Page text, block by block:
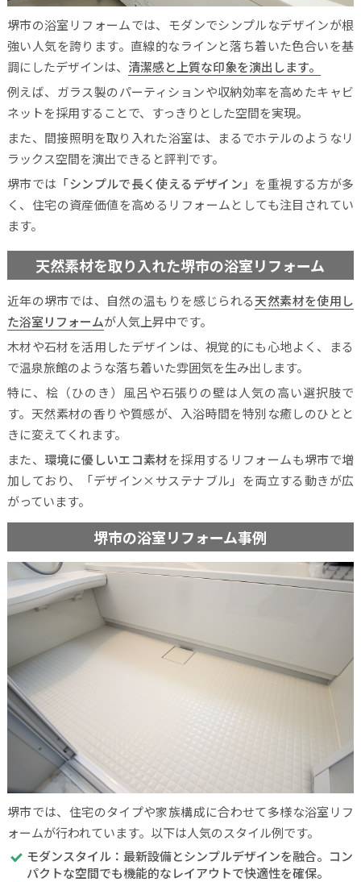
堺市の浴室リフォームでは、モダンでシンプルなデザインが根
強い人気を誇ります。直線的なラインと落ち着いた色合いを基
調にしたデザインは、 清潔感と上質な印象を演出します。
例えば、ガラス製のパーティションや収納効率を高めたキャビ
ネットを採用することで、すっきりとした空間を実現。
また、間接照明を取り入れた浴室は、まるでホテルのようなリ
ラックス空間を演出できると評判です。
堺市では 「シンプルで長く使えるデザイン」 を重視する方が多
く、住宅の資産価値を高めるリフォームとしても注目されてい
ます。
天然素材を取り入れた堺市の浴室リフォーム
近年の堺市では、自然の温もりを感じられる天然素材を使用し
た浴室リフォームが人気上昇中です。
木材や石材を活用したデザインは、視覚的にも心地よく、まる
で温泉旅館のような落ち着いた雰囲気を生み出します。
特に、桧（ひのき）風呂や石張りの壁は人気の高い選択肢で
す。天然素材の香りや質感が、入浴時間を特別な癒しのひとと
きに変えてくれます。
また、 環境に優しいエコ素材を採用するリフォームも堺市で増
加しており、「デザイン×サステナブル」を両立する動きが広
がっています。
堺市の浴室リフォーム事例
堺市では、住宅のタイプや家族構成に合わせて多様な浴室リフ
ォームが行われています。以下は人気のスタイル例です。
モダンスタイル：最新設備とシンプルデザインを融合。コン
パクトな空間でも機能的なレイアウトで快適性を確保。